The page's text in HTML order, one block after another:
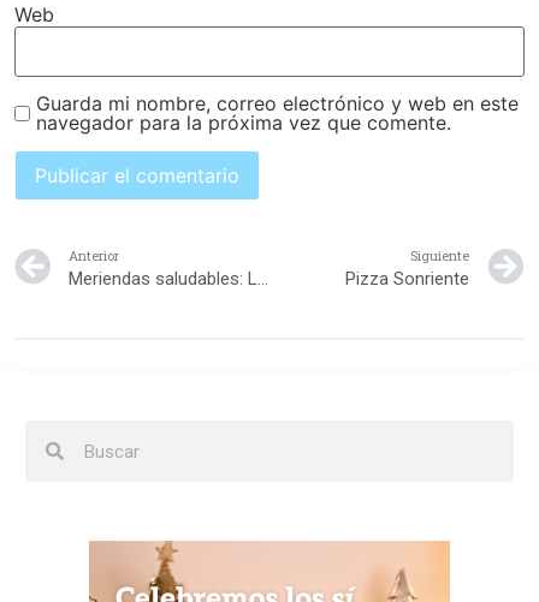
Web
Guarda mi nombre, correo electrónico y web en este
navegador para la próxima vez que comente.
Anterior
Meriendas saludables: Lo que debes tener en cuenta a la hora de ir al súper
Siguiente
Pizza Sonriente